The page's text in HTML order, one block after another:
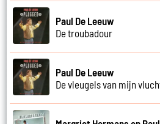
Paul De Leeuw
De troubadour
Paul De Leeuw
De vleugels van mijn